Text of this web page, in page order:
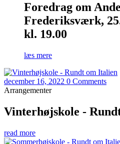
Foredrag om
Frederiksværk,
kl. 19.00
læs mere
december 16, 2022 0 Comments
Arrangementer
Vinterhøjskole -
read more